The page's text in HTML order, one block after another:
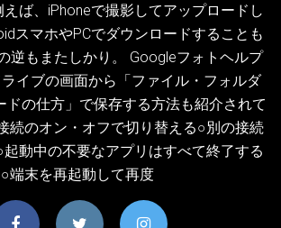
ば、iPhoneで撮影してアップロードし
スマホやPCでダウンロードすることも
逆もまたしかり。 Googleフォトヘルプ
イブの画面から「ファイル・フォルダ
ドの仕方」で保存する方法も紹介されて
続のオン・オフで切り替える○別の接続
動中の不要なアプリはすべて終了する
○端末を再起動して再度